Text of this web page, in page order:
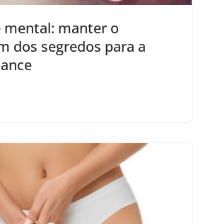
mental: manter o
dos segredos para a